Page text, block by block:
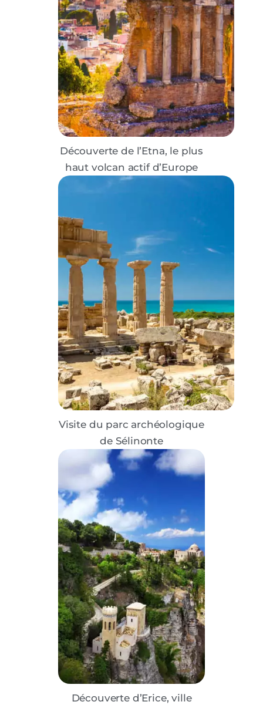
Découverte de l’Etna, le plus
haut volcan actif d’Europe
Visite du parc archéologique
de Sélinonte
Découverte d’Erice, ville